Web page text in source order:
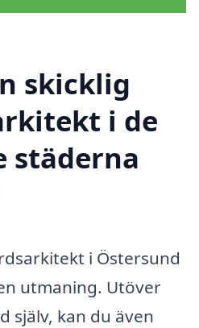
skicklig
i de
städerna
i Östersund
utmaning. Utöver
själv, kan du även